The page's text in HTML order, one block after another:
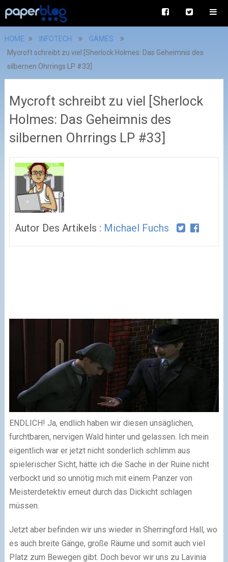
HOME INFOTECH
GAMES
Mycroft schreibt zu viel [Sherlock Holmes: Das Geheimnis des
silbernen Ohrrings LP #33]
Mycroft schreibt zu viel [Sherlock
Holmes: Das Geheimnis des
silbernen Ohrrings LP #33]
Autor Des Artikels : Michael Fuchs
ENDLICH! Ja, endlich haben wir diesen unsäglichen,
furchtbaren, nervigen Wald hinter und gelassen. Ich mein
eigentlich war er jetzt nicht sonderlich schlimm aus
spielerischer Sicht, hätte ich die Sache in der Ruine nicht
verbockt und so unnötig mich mit einem Panzer von
Meisterdetektiv erneut durch das Dickicht schlagen
müssen.
Jetzt aber befinden wir uns wieder in Sherringford Hall, wo
es auch breite Gänge, große Räume und somit auch viel
Platz zum Bewegen gibt. Doch bevor wir uns zu Lavinia